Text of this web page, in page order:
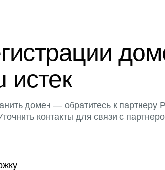
истек
домен — обратитесь к партнеру
контакты для связи с